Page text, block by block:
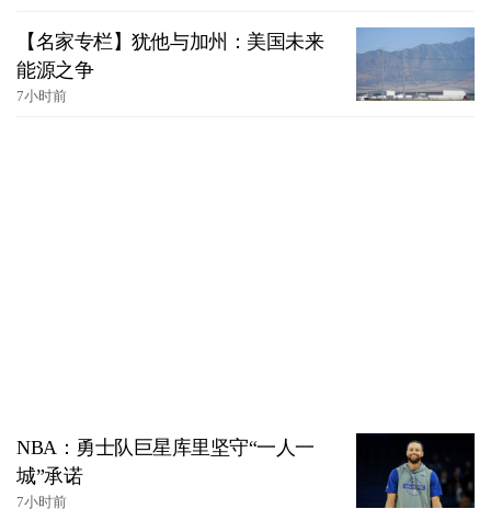
【名家专栏】犹他与加州：美国未来
能源之争
7小时前
NBA：勇士队巨星库里坚守“一人一
城”承诺
7小时前